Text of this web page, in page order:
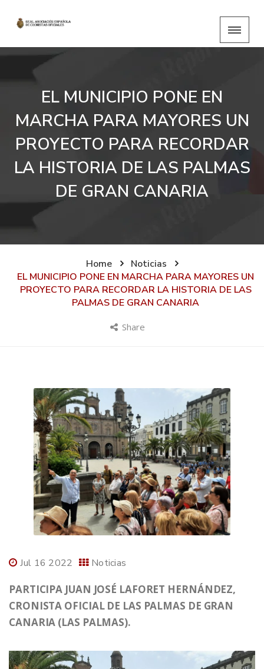
EL MUNICIPIO PONE EN
MARCHA PARA MAYORES UN
PROYECTO PARA RECORDAR
LA HISTORIA DE LAS PALMAS
DE GRAN CANARIA
Home
Noticias
EL MUNICIPIO PONE EN MARCHA PARA MAYORES UN
PROYECTO PARA RECORDAR LA HISTORIA DE LAS
PALMAS DE GRAN CANARIA
Share
Jul 16 2022 Noticias
PARTICIPA JUAN JOSÉ LAFORET HERNÁNDEZ,
CRONISTA OFICIAL DE LAS PALMAS DE GRAN
CANARIA (LAS PALMAS).